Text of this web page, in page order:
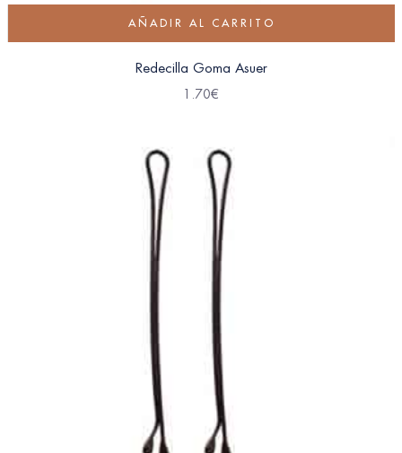
AÑADIR AL CARRITO
Redecilla Goma Asuer
1.70€